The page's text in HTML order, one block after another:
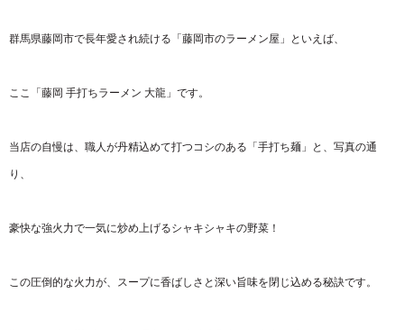
​群馬県藤岡市で長年愛され続ける「藤岡市のラーメン屋」といえば、
ここ「藤岡 手打ちラーメン 大龍」です。
​当店の自慢は、職人が丹精込めて打つコシのある「手打ち麺」と、写真の通
り、
豪快な強火力で一気に炒め上げるシャキシャキの野菜！
この圧倒的な火力が、スープに香ばしさと深い旨味を閉じ込める秘訣です。